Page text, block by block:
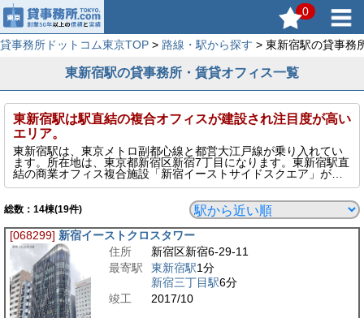
0
貸事務所ドットコム東京TOP > 路線・駅から探す > 東新宿駅の貸事務
東新宿駅の貸事務所・賃貸オフィス一覧
東新宿駅は駅直結の複合オフィスが建設され注目度が高い
エリア。
東新宿駅は、東京メトロ副都心線と都営大江戸線が乗り入れてい
ます。所在地は、東京都新宿区新宿7丁目になります。東新宿駅直
結の商業オフィス複合施設「新宿イーストサイドスクエア」が建
設され注目度の高いエリアです。さらに高層マンションが建ち、
保駅まで徒歩10分程度と近く山手線を利用することもできます。
総数： 14棟(19件)
[068299] 新宿イーストクロスタワー
住所
新宿区新宿6-29-11
最寄駅
東新宿駅1分
新宿三丁目駅6分
竣工
2017/10